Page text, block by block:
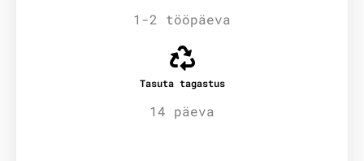
1-2 tööpäeva
Tasuta tagastus
14 päeva